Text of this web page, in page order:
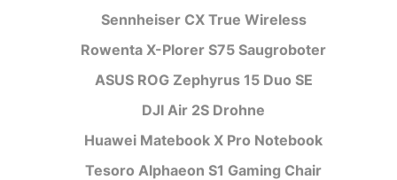
Sennheiser CX True Wireless
Rowenta X-Plorer S75 Saugroboter
ASUS ROG Zephyrus 15 Duo SE
DJI Air 2S Drohne
Huawei Matebook X Pro Notebook
Tesoro Alphaeon S1 Gaming Chair